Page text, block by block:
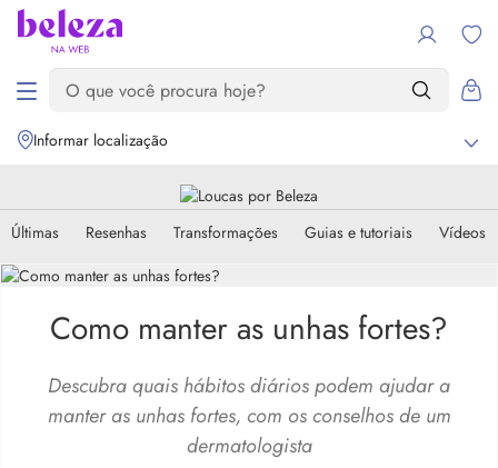
Informar localização
Últimas Resenhas Transformações Guias e tutoriais Vídeos
Como manter as unhas fortes?
Descubra quais hábitos diários podem ajudar a
manter as unhas fortes, com os conselhos de um
dermatologista